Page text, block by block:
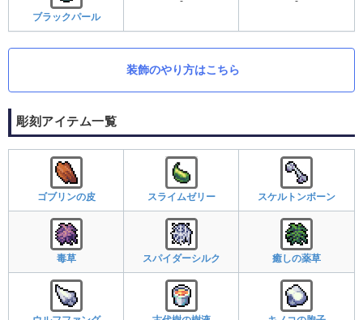
ブラックパール
装飾のやり方はこちら
彫刻アイテム一覧
ゴブリンの皮 スライムゼリー スケルトンボーン
毒草 スパイダーシルク 癒しの薬草